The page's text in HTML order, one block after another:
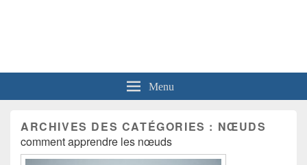
Menu
ARCHIVES DES CATÉGORIES : NŒUDS
comment apprendre les nœuds